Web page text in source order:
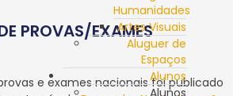
Humanidades
Artes Visuais
Aluguer de
Espaços
Alunos
Alunos
PROVAS/EXAMES
e exames nacionais foi publicado